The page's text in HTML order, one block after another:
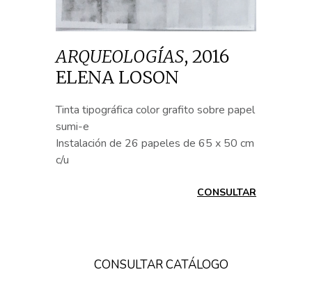
ARQUEOLOGÍAS, 2016
ELENA LOSON
Tinta tipográfica color grafito sobre papel
sumi-e
Instalación de 26 papeles de 65 x 50 cm
c/u
CONSULTAR
CONSULTAR CATÁLOGO